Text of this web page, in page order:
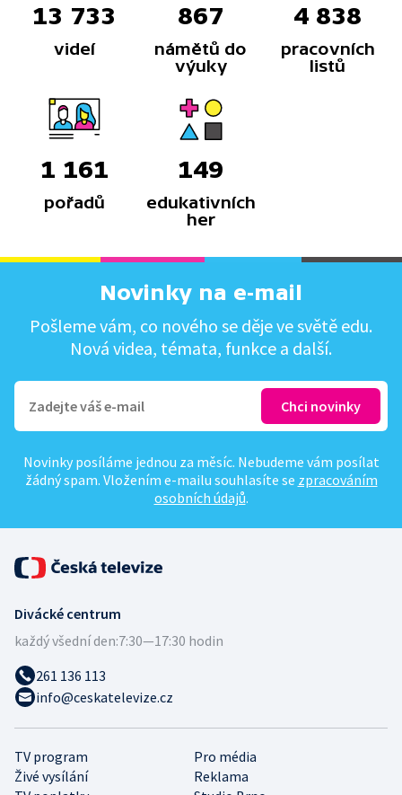
13 733
videí
867
námětů do
výuky
4 838
pracovních
listů
1 161
pořadů
149
edukativních
her
Novinky na e-mail
Pošleme vám, co nového se děje ve světě edu.
Nová videa, témata, funkce a další.
Novinky posíláme jednou za měsíc. Nebudeme vám posílat
žádný spam. Vložením e-mailu souhlasíte se zpracováním
osobních údajů.